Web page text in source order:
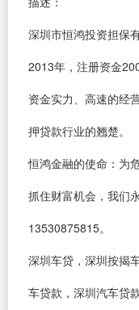
深圳市恒鸿投资担保
2013年，注册资金
资金实力、高速的经
押贷款行业的翘楚。
恒鸿金融的使命：为
抓住财富机会，我们
13530875815。
深圳车贷，深圳按揭
车贷款，深圳汽车贷